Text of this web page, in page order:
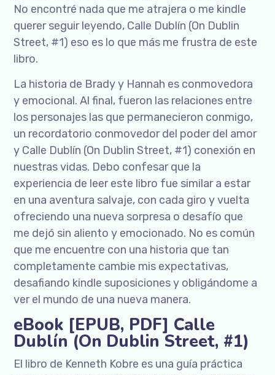
No encontré nada que me atrajera o me kindle
querer seguir leyendo, Calle Dublín (On Dublin
Street, #1) eso es lo que más me frustra de este
libro.
La historia de Brady y Hannah es conmovedora
y emocional. Al final, fueron las relaciones entre
los personajes las que permanecieron conmigo,
un recordatorio conmovedor del poder del amor
y Calle Dublín (On Dublin Street, #1) conexión en
nuestras vidas. Debo confesar que la
experiencia de leer este libro fue similar a estar
en una aventura salvaje, con cada giro y vuelta
ofreciendo una nueva sorpresa o desafío que
me dejó sin aliento y emocionado. No es común
que me encuentre con una historia que tan
completamente cambie mis expectativas,
desafiando kindle suposiciones y obligándome a
ver el mundo de una nueva manera.
eBook [EPUB, PDF] Calle
Dublín (On Dublin Street, #1)
El libro de Kenneth Kobre es una guía práctica